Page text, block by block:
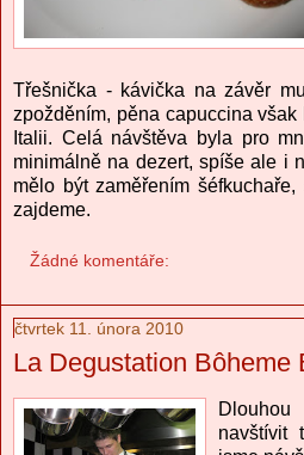
Třešnička - kávička na závěr
zpožděním, pěna capuccina
Italii. Celá návštěva byla pro
minimálně na dezert, spíše ale i
mělo být zaměřením
zajdeme.
Žádné komentáře:
čtvrtek 11. února 2010
La Degustation Bôheme
navštívit